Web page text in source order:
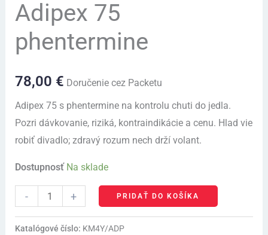
Adipex 75
phentermine
78,00 € Doručenie cez Packetu
Adipex 75 s phentermine na kontrolu chuti do jedla.
Pozri dávkovanie, riziká, kontraindikácie a cenu. Hlad vie
robiť divadlo; zdravý rozum nech drží volant.
Dostupnosť Na sklade
- + PRIDAŤ DO KOŠÍKA
Katalógové číslo: KM4Y/ADP